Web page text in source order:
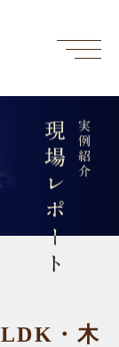
実例紹介
現場レポート
LDK・木